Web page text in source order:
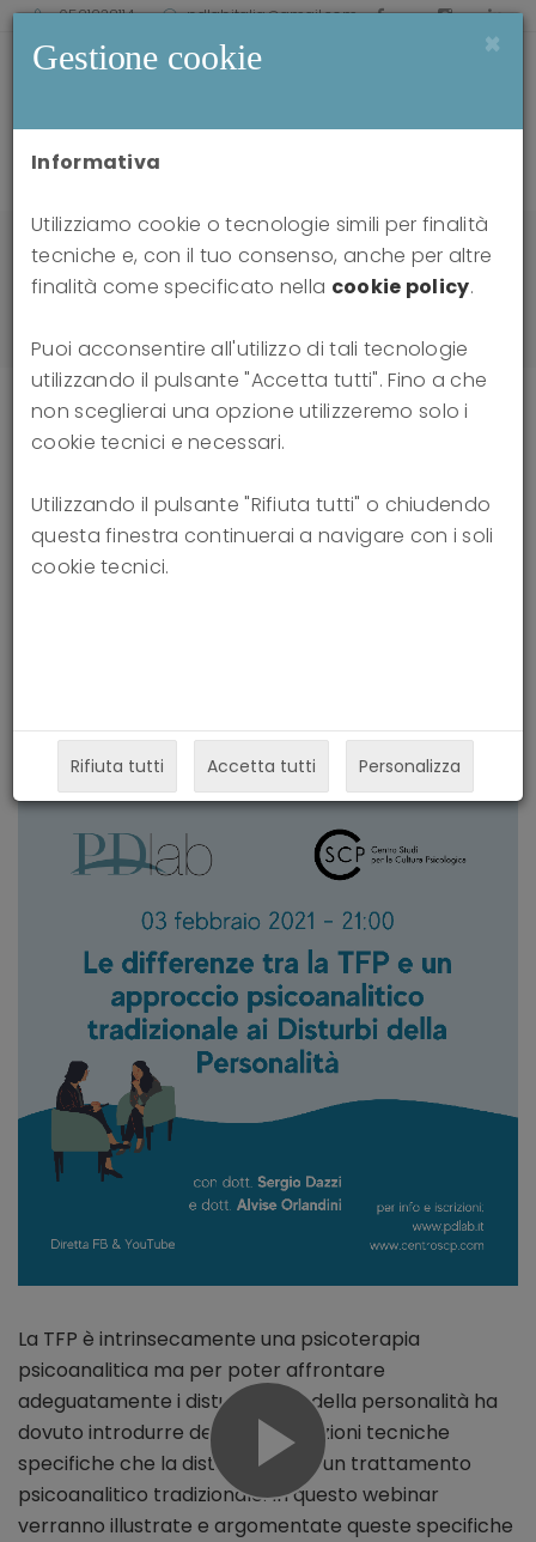
0521238114 pdlabitalia@gmail.com
video
Le differenze tra la TFP e un approccio
Personalità
Le differenze tra la TFP e un
approccio psicoanalitico
tradizionale ai Disturbi di
La TFP è intrinsecamente una psicoterapia
psicoanalitica ma per poter affrontare
adeguatamente i disturbi gravi della personalità ha
dovuto introdurre delle modificazioni tecniche
specifiche che la distinguono da un trattamento
psicoanalitico tradizionale. In questo webinar
verranno illustrate e argomentate queste specifiche
Gestione cookie ×
Informativa
Utilizziamo cookie o tecnologie simili per finalità
tecniche e, con il tuo consenso, anche per altre
finalità come specificato nella cookie policy.
Puoi acconsentire all'utilizzo di tali tecnologie
utilizzando il pulsante "Accetta tutti". Fino a che
non sceglierai una opzione utilizzeremo solo i
cookie tecnici e necessari.
Utilizzando il pulsante "Rifiuta tutti" o chiudendo
questa finestra continuerai a navigare con i soli
cookie tecnici.
Rifiuta tutti Accetta tutti Personalizza